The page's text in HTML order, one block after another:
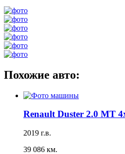
Похожие авто:
Renault Duster 2.0 MT
2019 г.в.
39 086 км.